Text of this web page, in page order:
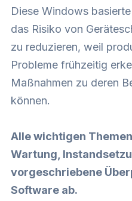
Diese Windows
das Risiko von
zu reduzieren, weil
Probleme frühzeitig
Maßnahmen zu deren
können.
Alle wichtigen
Wartung,
vorgeschriebene
Software ab.